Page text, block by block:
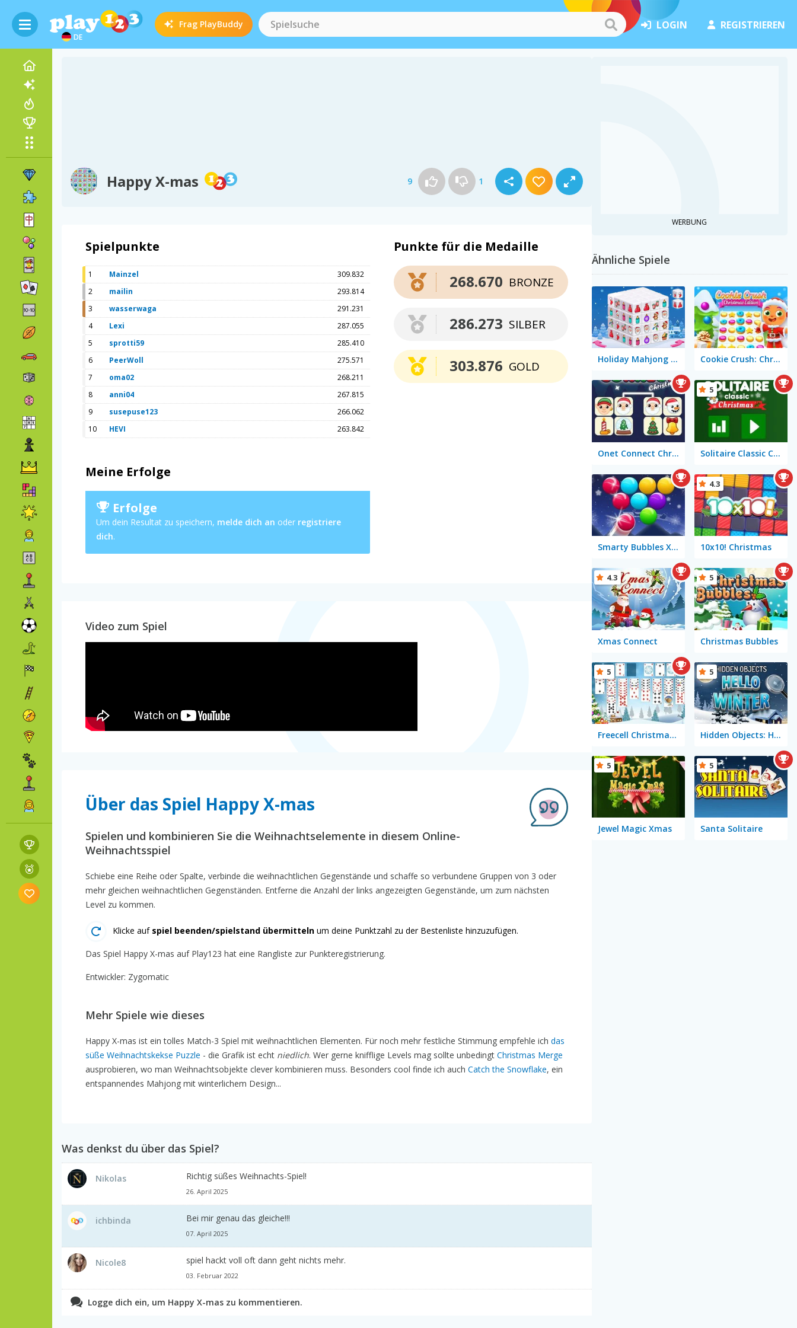
DE
Frag PlayBuddy LOGIN REGISTRIEREN
Happy X-mas 9 1
Spielpunkte
1 Mainzel
309.832
2
mailin
293.814
3
wasserwaga
291.231
4
Lexi
287.055
5
sprotti59
285.410
6
PeerWoll
275.571
7
oma02
268.211
8
anni04
267.815
9
susepuse123
266.062
10
HEVI 263.842
Meine Erfolge
Erfolge
Um dein Resultat zu speichern, melde dich an oder registriere
dich.
Punkte für die Medaille
BRONZE
268.670
SILBER
286.273
GOLD
303.876
Video zum Spiel
Über das Spiel Happy X-mas
Spielen und kombinieren Sie die Weihnachtselemente in diesem Online-
Weihnachtsspiel
Schiebe eine Reihe oder Spalte, verbinde die weihnachtlichen Gegenstände und schaffe so verbundene Gruppen von 3 oder
mehr gleichen weihnachtlichen Gegenständen. Entferne die Anzahl der links angezeigten Gegenstände, um zum nächsten
Level zu kommen.
Klicke auf spiel beenden/spielstand übermitteln um deine Punktzahl zu der Bestenliste hinzuzufügen.
Das Spiel Happy X-mas auf Play123 hat eine Rangliste zur Punkteregistrierung.
Entwickler: Zygomatic
Mehr Spiele wie dieses
Happy X-mas ist ein tolles Match-3 Spiel mit weihnachtlichen Elementen. Für noch mehr festliche Stimmung empfehle ich das
süße Weihnachtskekse Puzzle - die Grafik ist echt niedlich. Wer gerne knifflige Levels mag sollte unbedingt Christmas Merge
ausprobieren, wo man Weihnachtsobjekte clever kombinieren muss. Besonders cool finde ich auch Catch the Snowflake, ein
entspannendes Mahjong mit winterlichem Design...
Was denkst du über das Spiel?
Nikolas Richtig süßes Weihnachts-Spiel!
26. April 2025
ichbinda Bei mir genau das gleiche!!!
07. April 2025
Nicole8 spiel hackt voll oft dann geht nichts mehr.
03. Februar 2022
Logge dich ein, um Happy X-mas zu kommentieren.
WERBUNG
Ähnliche Spiele
Holiday Mahjong Dimensions Cookie Crush: Christmas Edition
Onet Connect Christmas Solitaire Classic Christmas
5
Smarty Bubbles X-MAS Edition 10x10! Christmas
4.3
Xmas Connect
4.3
Christmas Bubbles
5
Freecell Christmas Solitaire
5
Hidden Objects: Hello Winter
5
Jewel Magic Xmas
5
Santa Solitaire
5